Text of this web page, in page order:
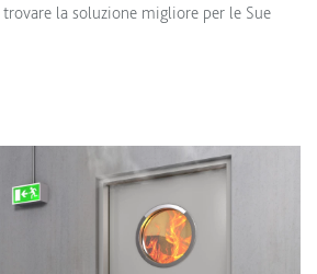
la soluzione migliore per le Sue